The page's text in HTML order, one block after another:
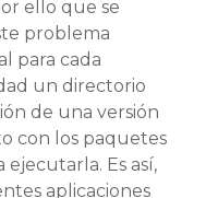
ello que se
problema
para cada
un directorio
de una versión
con los paquetes
ejecutarla. Es así,
aplicaciones